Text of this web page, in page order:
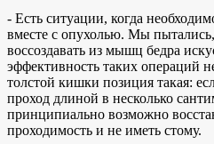
- Есть ситуации, когда
вместе с опухолью. Мы
воссоздавать из мышц бедра
эффективность таких операций
толстой кишки позиция такая:
проход длиной в несколько
принципиально возможно
проходимость и не иметь стому.